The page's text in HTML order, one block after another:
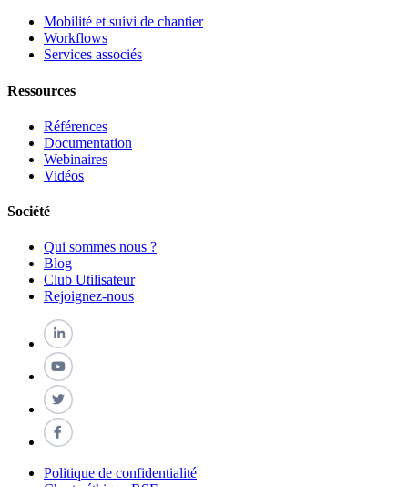
Mobilité et suivi de chantier
Workflows
Services associés
Ressources
Références
Documentation
Webinaires
Vidéos
Société
Qui sommes nous ?
Blog
Club Utilisateur
Rejoignez-nous
Politique de confidentialité